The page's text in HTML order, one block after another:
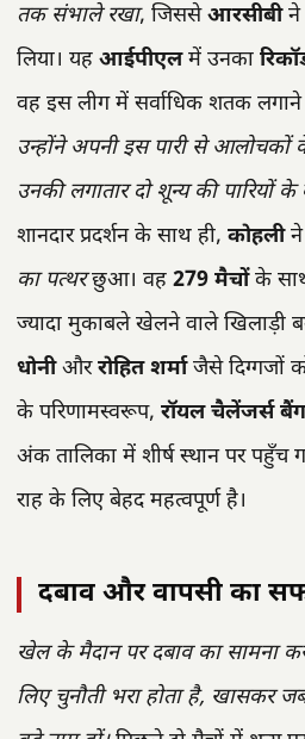
तक संभाले रखा, जिससेआरसीबीने
लिया। यह आईपीएलमें उनका
वह इस लीग में सर्वाधिक शतक
उन्होंने अपनी इस पारी से आलोचकों
उनकी लगातार दो शून्य की पारियों
शानदार प्रदर्शन के साथ ही, कोहलीने
का पत्थरछुआ। वह 279 मैचोंके
ज्यादा मुकाबले खेलने वाले खिलाड़ी
धोनीऔररोहित शर्माजैसे दिग्गजों
के परिणामस्वरूप, रॉयल चैलेंजर्स
अंक तालिका में शीर्ष स्थान पर
राह के लिए बेहद महत्वपूर्ण है।
दबाव और वापसी का
खेल के मैदान पर दबाव का सामना
लिए चुनौती भरा होता है, खासकर